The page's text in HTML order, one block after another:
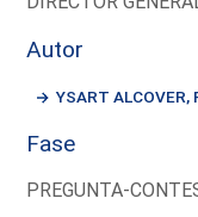
Autor
YSART ALCOVER,
Fase
PREGUNTA-